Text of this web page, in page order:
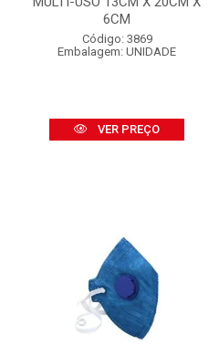
6CM
Código: 3869
Embalagem: UNIDADE
VER PREÇO